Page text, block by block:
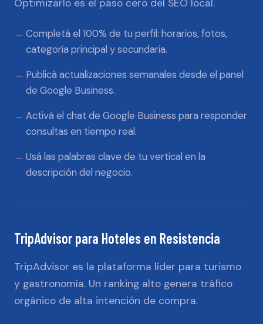
Optimizarlo es el paso cero del SEO local.
Completá el 100% de tu perfil: horarios, fotos,
categoría principal y secundaria.
Publicá actualizaciones semanales desde el panel
de Google Business.
Activá el chat de Google Business para responder
consultas en tiempo real.
Usá las palabras clave de tu vertical en la
descripción del negocio.
TripAdvisor para Hoteles en Resistencia
TripAdvisor es la plataforma líder para turismo
y gastronomía. Un ranking alto genera tráfico
orgánico de alta intención de compra.